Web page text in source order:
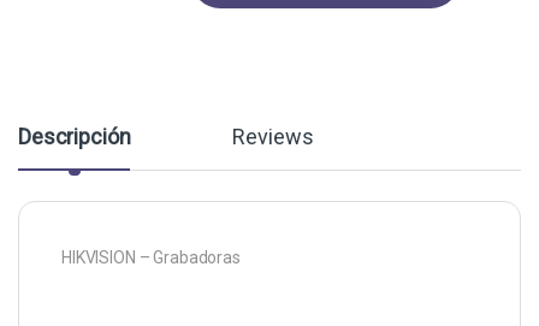
Descripción Reviews
HIKVISION – Grabadoras